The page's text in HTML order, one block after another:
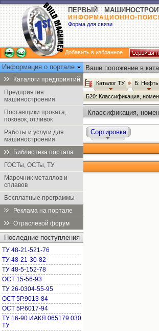
ПЕРВЫЙ
ИНФОРМАЦИОННО-
Форма для связи
Добавить в избранное
Информация о портале
Каталоги предприятий
Предприятия
машиностроения
Поставщики проката,
поковок, отливок
Работы и услуги для
машиностроения
Библиотека портала
ГОСТы, ОСТы, ТУ
Марочник металлов и
сплавов
Бесплатные программы
Реклама на портале
Отраслевой форум
Последние поступления
ТУ 48-21-521-76
ТУ 48-21-30-82
ТУ 48-5-152-78
ОСТ 15-56-93
ТУ 26-0304-55-95
ОСТ 5Р.9013-84
ОСТ 5Р.6017-94
ТУ 16-90 ИАКЯ.065179.030
ТУ
Ваше положение в
Каталог ТУ Б: Нефть
Б20: Классификация,
Классификация,
Сортировка